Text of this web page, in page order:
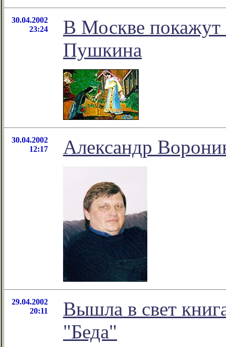
30.04.2002
23:24
В Москве покажут
Пушкина
30.04.2002
12:17
Александр
29.04.2002
20:11
Вышла в свет
"Беда"